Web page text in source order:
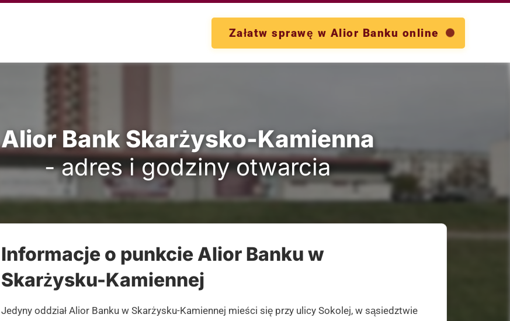
Załatw sprawę w Alior Banku online
Alior Bank Skarżysko-Kamienna
- adres i godziny otwarcia
Informacje o punkcie Alior Banku w
Skarżysku-Kamiennej
Jedyny oddział Alior Banku w Skarżysku-Kamiennej mieści się przy ulicy Sokolej, w sąsiedztwie